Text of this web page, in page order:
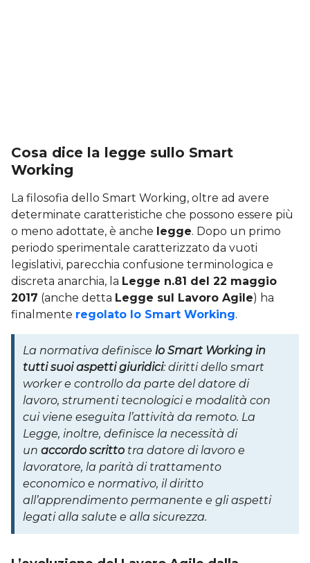
Cosa dice la legge sullo Smart
Working
La filosofia dello Smart Working, oltre ad avere
determinate caratteristiche che possono essere più
o meno adottate, è anche legge. Dopo un primo
periodo sperimentale caratterizzato da vuoti
legislativi, parecchia confusione terminologica e
discreta anarchia, la Legge n.81 del 22 maggio
2017 (anche detta Legge sul Lavoro Agile) ha
finalmente regolato lo Smart Working.
La normativa definisce lo Smart Working in
tutti suoi aspetti giuridici: diritti dello smart
worker e controllo da parte del datore di
lavoro, strumenti tecnologici e modalità con
cui viene eseguita l’attività da remoto. La
Legge, inoltre, definisce la necessità di
un accordo scritto tra datore di lavoro e
lavoratore, la parità di trattamento
economico e normativo, il diritto
all’apprendimento permanente e gli aspetti
legati alla salute e alla sicurezza.